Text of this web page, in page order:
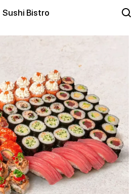
Sushi Bistro